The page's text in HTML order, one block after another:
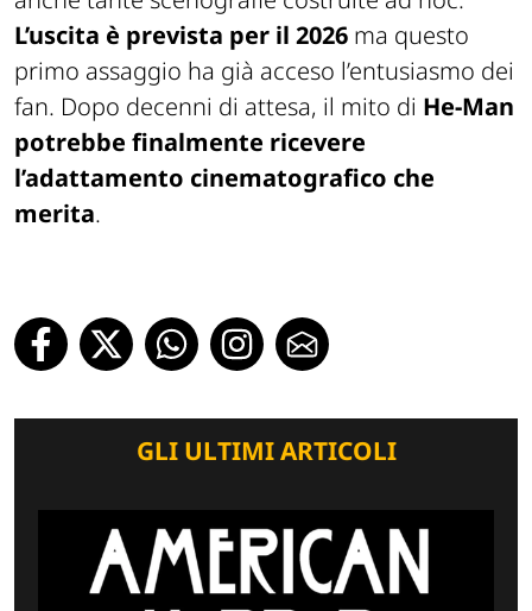
L’uscita è prevista per il 2026 ma questo
primo assaggio ha già acceso l’entusiasmo dei
fan. Dopo decenni di attesa, il mito di He-Man
potrebbe finalmente ricevere
l’adattamento cinematografico che
merita.
GLI ULTIMI ARTICOLI